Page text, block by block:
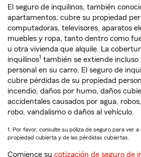
El seguro de inquilinos, también
apartamentos, cubre su propiedad
computadoras, televisores, aparatos
muebles y ropa, tanto dentro como
u otra vivienda que alquile. La
inquilinos1 también se extiende incluso
personal en su carro. El seguro de
cubre pérdidas de su propiedad
incendio, daños por humo, daños
accidentales causados por agua,
robo, vandalismo o daños al vehículo.
1. Por favor, consulte su póliza de seguro para ver a
propiedad cubierta y de las pérdidas cubiertas.
Comience su cotización de seguro de